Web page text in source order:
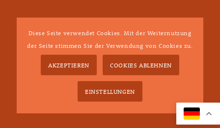
Diese Seite verwendet Cookies. Mit der Weiternutzung
der Seite stimmen Sie der Verwendung von Cookies zu.
AKZEPTIEREN COOKIES ABLEHNEN
EINSTELLUNGEN